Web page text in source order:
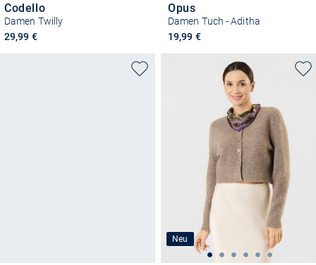
Codello
Damen Twilly
29,99 €
Opus
Damen Tuch - Aditha
19,99 €
Neu